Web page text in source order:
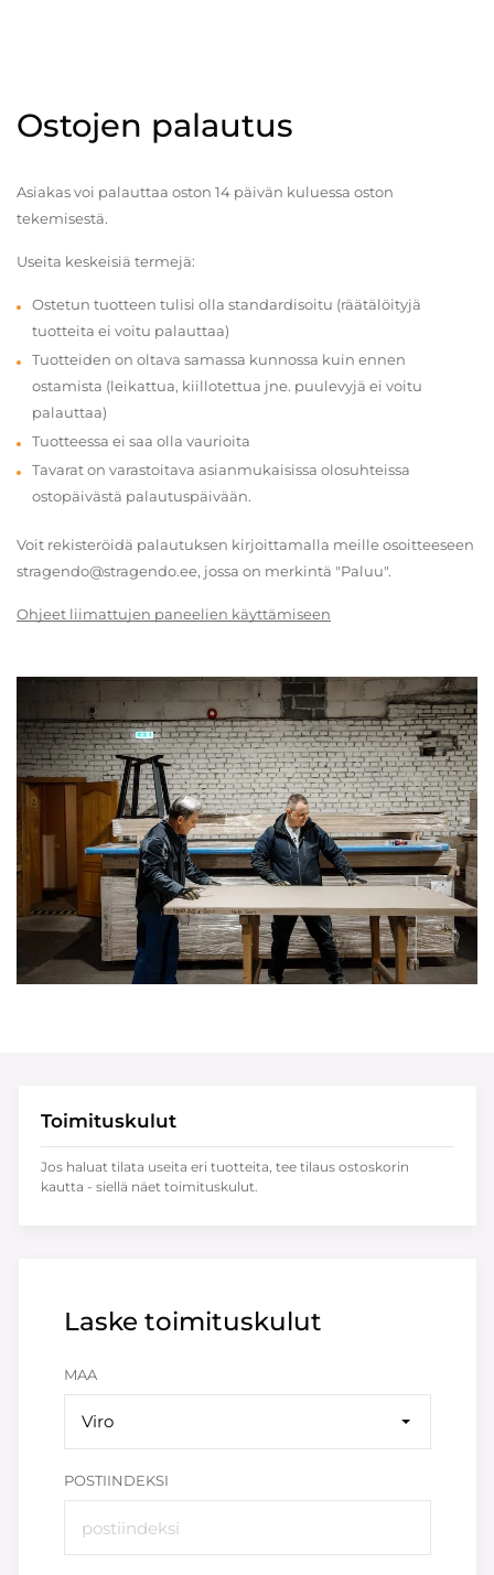
Ostojen palautus
Asiakas voi palauttaa oston 14 päivän kuluessa oston
tekemisestä.
Useita keskeisiä termejä:
Ostetun tuotteen tulisi olla standardisoitu (räätälöityjä
tuotteita ei voitu palauttaa)
Tuotteiden on oltava samassa kunnossa kuin ennen
ostamista (leikattua, kiillotettua jne. puulevyjä ei voitu
palauttaa)
Tuotteessa ei saa olla vaurioita
Tavarat on varastoitava asianmukaisissa olosuhteissa
ostopäivästä palautuspäivään.
Voit rekisteröidä palautuksen kirjoittamalla meille osoitteeseen
stragendo@stragendo.ee, jossa on merkintä "Paluu".
Ohjeet liimattujen paneelien käyttämiseen
Laske toimituskulut
MAA
Viro
POSTIINDEKSI
Toimituskulut
Jos haluat tilata useita eri tuotteita, tee tilaus ostoskorin
kautta - siellä näet toimituskulut.